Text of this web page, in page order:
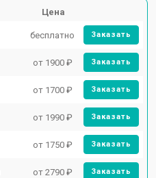
Цена
бесплатно Заказать
от 1900 ₽ Заказать
от 1700 ₽ Заказать
от 1990 ₽ Заказать
от 1750 ₽ Заказать
от 2790 ₽ Заказать